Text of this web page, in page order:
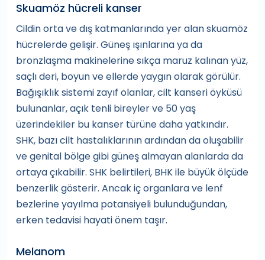
Skuamöz hücreli kanser
Cildin orta ve dış katmanlarında yer alan skuamöz
hücrelerde gelişir. Güneş ışınlarına ya da
bronzlaşma makinelerine sıkça maruz kalınan yüz,
saçlı deri, boyun ve ellerde yaygın olarak görülür.
Bağışıklık sistemi zayıf olanlar, cilt kanseri öyküsü
bulunanlar, açık tenli bireyler ve 50 yaş
üzerindekiler bu kanser türüne daha yatkındır.
SHK, bazı cilt hastalıklarının ardından da oluşabilir
ve genital bölge gibi güneş almayan alanlarda da
ortaya çıkabilir. SHK belirtileri, BHK ile büyük ölçüde
benzerlik gösterir. Ancak iç organlara ve lenf
bezlerine yayılma potansiyeli bulunduğundan,
erken tedavisi hayati önem taşır.
Melanom